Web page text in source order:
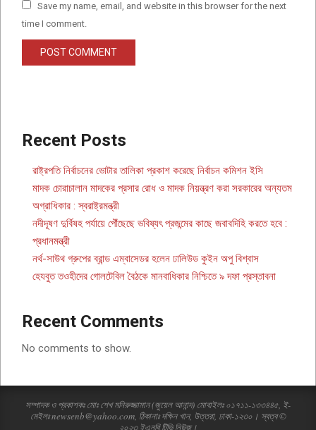
Save my name, email, and website in this browser for the next
time I comment.
Recent Posts
রাষ্ট্রপতি নির্বাচনের ভোটার তালিকা প্রকাশ করেছে নির্বাচন কমিশন ইসি
মাদক চোরাচালান মাদকের প্রসার রোধ ও মাদক নিয়ন্ত্রণ করা সরকারের অন্যতম
অগ্রাধিকার : স্বরাষ্ট্রমন্ত্রী
নদীদূষণ দুর্বিষহ পর্যায়ে পৌঁছেছে ভবিষ্যৎ প্রজন্মের কাছে জবাবদিহি করতে হবে :
প্রধানমন্ত্রী
নর্থ-সাউথ গ্রুপের ব্রান্ড এম্বাসেডর হলেন ঢালিউড কুইন অপু বিশ্বাস
হেযবুত তওহীদের গোলটেবিল বৈঠকে মানবাধিকার নিশ্চিতে ৯ দফা প্রস্তাবনা
Recent Comments
No comments to show.
সম্পাদক ও প্রকাশকঃ মোঃ শেখ মনিরুজ্জামান (জুয়েল আনান্দ) মোবাইলঃ ০১৭১১-১৩৩৪৪৫, ই-
মেইলঃ newsenb@yahoo.com, ঠিকানাঃ দক্ষিন খান, উত্তরা, ঢাকা-১২৩০। স্বত্ব ©
২০২৩ ইএনবি টিভি নিউজ।